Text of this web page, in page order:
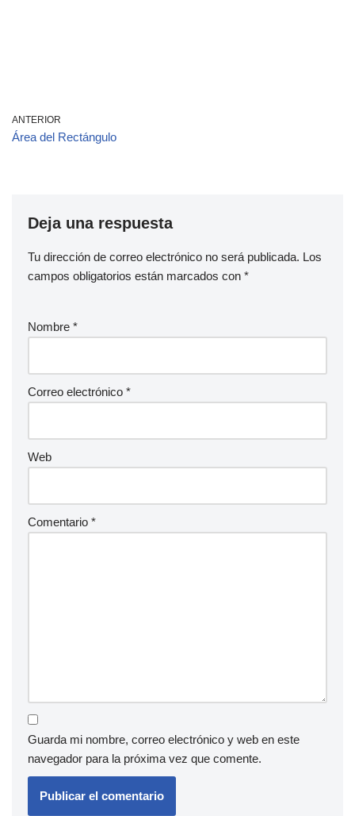
ANTERIOR
Área del Rectángulo
Deja una respuesta
Tu dirección de correo electrónico no será publicada. Los
campos obligatorios están marcados con *
Nombre *
Correo electrónico *
Web
Comentario *
Guarda mi nombre, correo electrónico y web en este
navegador para la próxima vez que comente.